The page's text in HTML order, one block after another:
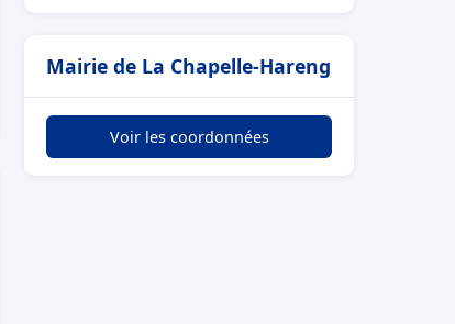
Mairie de La Chapelle-Hareng
Voir les coordonnées